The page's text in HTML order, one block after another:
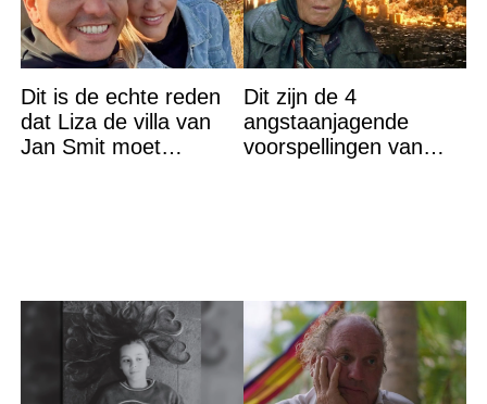
Dit is de echte reden
dat Liza de villa van
Jan Smit moet
Dit zijn de 4
angstaanjagende
voorspellingen van